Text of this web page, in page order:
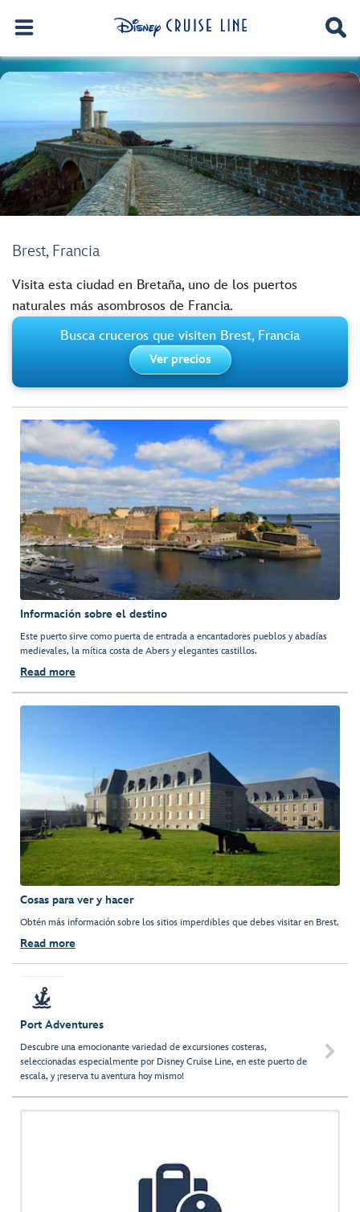
Brest, Francia
Visita esta ciudad en Bretaña, uno de los puertos
naturales más asombrosos de Francia.
Busca cruceros que visiten Brest, Francia
Ver precios
Información sobre el destino
Este puerto sirve como puerta de entrada a encantadores pueblos y abadías
medievales, la mítica costa de Abers y elegantes castillos.
Read more
Cosas para ver y hacer
Obtén más información sobre los sitios imperdibles que debes visitar en Brest.
Read more
Port Adventures
Descubre una emocionante variedad de excursiones costeras,
seleccionadas especialmente por Disney Cruise Line, en este puerto de
escala, y ¡reserva tu aventura hoy mismo!
